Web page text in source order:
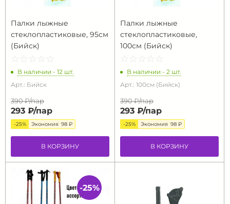
Палки лыжные
стеклопластиковые, 95см
(Бийск)
☆ ☆ ☆ ☆ ☆
★ ★ ★ ★ ★
В наличии - 12 шт.
Арт.: Бийск
390 ₽/пар
293 ₽/пар
-25% Экономия 98 ₽
В КОРЗИНУ
Палки лыжные
стеклопластиковые,
100см (Бийск)
☆ ☆ ☆ ☆ ☆
★ ★ ★ ★ ★
В наличии - 2 шт.
Арт.: 100см (Бийск)
390 ₽/пар
293 ₽/пар
-25% Экономия 98 ₽
В КОРЗИНУ
-25%